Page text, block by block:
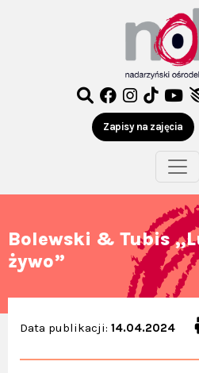
Zapisy na zajęcia
Bolewski & Tubis
żywo”
Data publikacji: 14.04.2024